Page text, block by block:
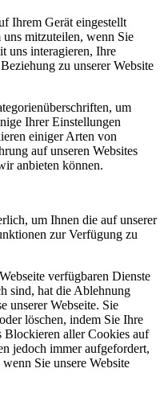
Ihrem Gerät eingestellt
mitzuteilen, wenn Sie
uns interagieren, Ihre
zu unserer Website
um
Ihrer Einstellungen
einiger Arten von
auf unseren Websites
anbieten können.
um Ihnen die auf unserer
zur Verfügung zu
verfügbaren Dienste
sind, hat die Ablehnung
unserer Webseite. Sie
löschen, indem Sie Ihre
Blockieren aller Cookies auf
jedoch immer aufgefordert,
Sie unsere Website